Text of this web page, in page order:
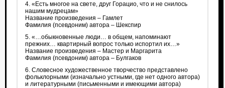
4. «Есть многое на свете, друг Горацио, что и не снилось
нашим мудрецам»
Название произведения – Гамлет
Фамилия (псевдоним) автора – Шекспир
5. «…обыкновенные люди… в общем, напоминают
прежних… квартирный вопрос только испортил их…»
Название произведения – Мастер и Маргарита
Фамилия (псевдоним) автора – Булгаков
6. Словесное художественное творчество представлено
фольклорными (изначально устными, где нет одного автора)
и литературными (письменными и имеющими автора)